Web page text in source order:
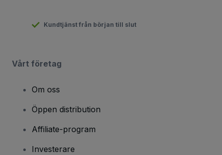
Kundtjänst från början till slut
Vårt företag
Om oss
Öppen distribution
Affiliate-program
Investerare